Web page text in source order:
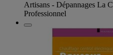
Artisans - Dépannages La
Professionnel